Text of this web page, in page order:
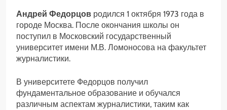
Андрей Федорцов родился 1 октября 1973 года в
городе Москва. После окончания школы он
поступил в Московский государственный
университет имени М.В. Ломоносова на факультет
журналистики.
В университете Федорцов получил
фундаментальное образование и обучался
различным аспектам журналистики, таким как